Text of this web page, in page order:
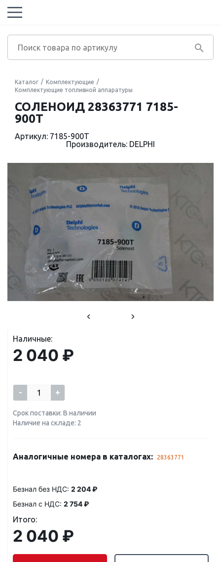
Каталог
Комплектующие
Комплектующие топливной аппаратуры
СОЛЕНОИД 28363771 7185-
900T
Артикул: 7185-900T
Производитель: DELPHI
Наличные:
2 040 ₽
- +
Срок поставки: В наличии
Наличие на складе: 2
Аналогичные номера в каталогах: 28363771
Безнал без НДС: 2 204 ₽
Безнал с НДС: 2 754 ₽
Итого:
2 040 ₽